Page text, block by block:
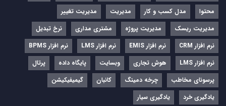
محتوا
مدل کسب و کار مدیریت
مدیریت تغییر
مدیریت ریسک
مدیریت پروژه مشتری مداری
نرخ تبدیل
نرم‌ افزار CRM
نرم‌ افزار EMIS نرم‌ افزار LMS
نرم افزار BPMS
نرم افزار LMS
هوش تجاری وبسایت پایگاه داده
پرتال
پرسونای مخاطب
چرخه دمینگ کانبان
گیمیفیکیشن
یادگیری خرد
یادگیری سیار